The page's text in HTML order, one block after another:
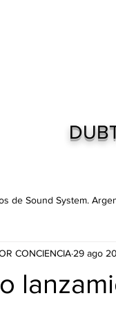
de Sound System.
Mixtapes Live
CONCIENCIA 29 ago